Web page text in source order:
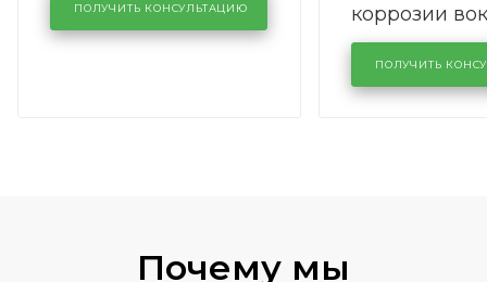
кузовном сервисе
KUTUZOVV
ПОЛУЧИТЬ КОНСУЛЬТАЦИЮ
коррозии
лобового
районе
Volkswagen
ПОЛУЧИТЬ
Почему мы